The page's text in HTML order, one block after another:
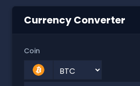
Currency Converter
Coin